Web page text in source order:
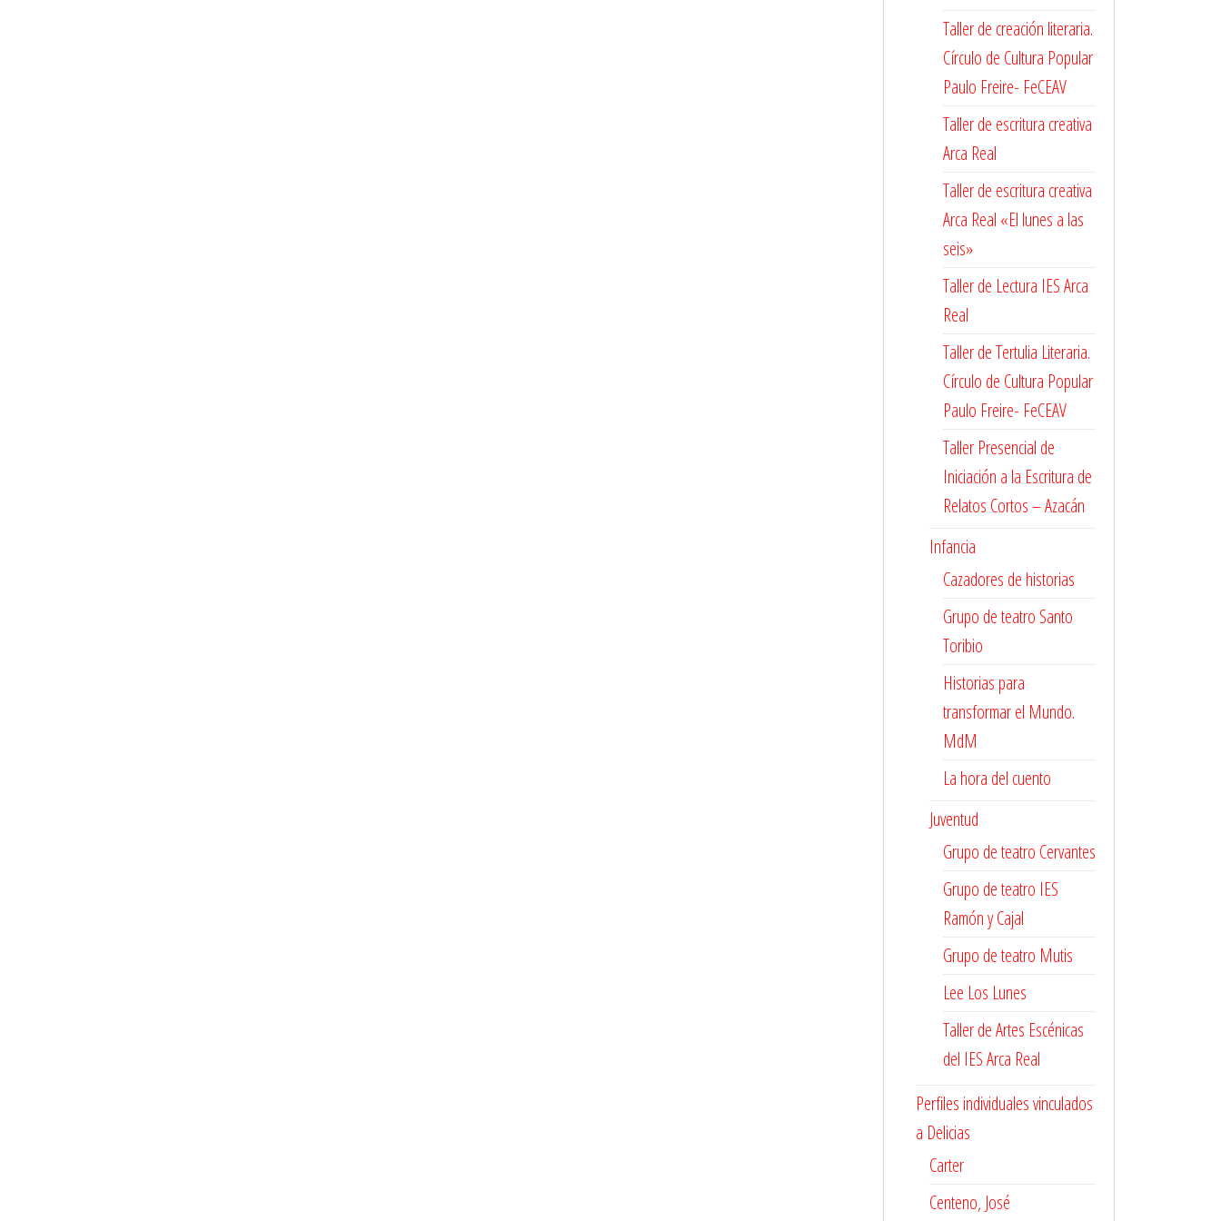
Taller de creación literaria.
Círculo de Cultura Popular
Paulo Freire- FeCEAV
Taller de escritura creativa
Arca Real
Taller de escritura creativa
Arca Real «El lunes a las
seis»
Taller de Lectura IES Arca
Real
Taller de Tertulia Literaria.
Círculo de Cultura Popular
Paulo Freire- FeCEAV
Taller Presencial de
Iniciación a la Escritura de
Relatos Cortos – Azacán
Infancia
Cazadores de historias
Grupo de teatro Santo
Toribio
Historias para
transformar el Mundo.
MdM
La hora del cuento
Juventud
Grupo de teatro Cervantes
Grupo de teatro IES
Ramón y Cajal
Grupo de teatro Mutis
Lee Los Lunes
Taller de Artes Escénicas
del IES Arca Real
Perfiles individuales vinculados
a Delicias
Carter
Centeno, José